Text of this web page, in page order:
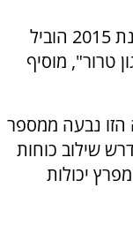
"צריך לזכור שמלך בחריין היה זה שבשנת 2015 הוביל
טרור", מוסיף
נבעה ממספר
שילוב כוחות
יכולות